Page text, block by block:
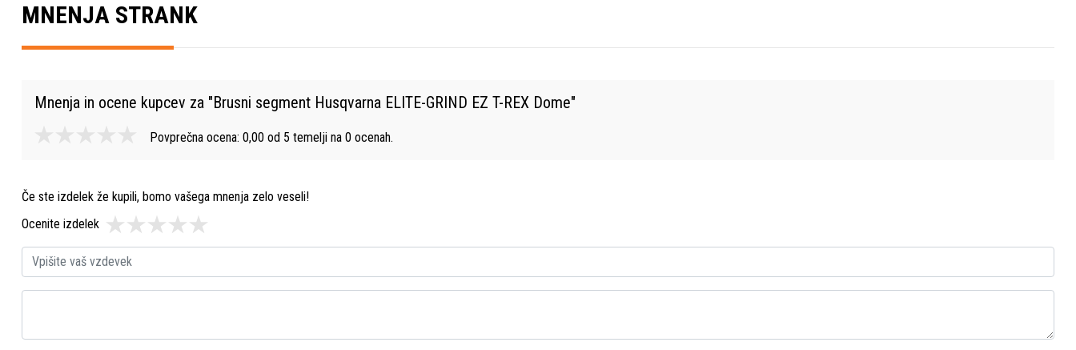
MNENJA STRANK
Mnenja in ocene kupcev za "Brusni segment Husqvarna ELITE-GRIND EZ T-REX Dome"
Povprečna ocena: 0,00 od 5 temelji na 0 ocenah.
Če ste izdelek že kupili, bomo vašega mnenja zelo veseli!
Ocenite izdelek